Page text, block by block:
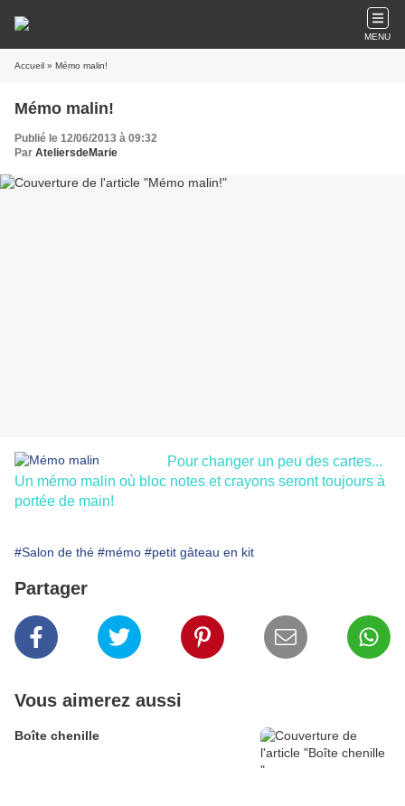
MENU
Accueil » Mémo malin!
Mémo malin!
Publié le 12/06/2013 à 09:32
Par AteliersdeMarie
Pour changer un peu des cartes...
Un mémo malin où bloc notes et crayons seront toujours à
portée de main!
#Salon de thé #mémo #petit gâteau en kit
Partager
Vous aimerez aussi
Boîte chenille